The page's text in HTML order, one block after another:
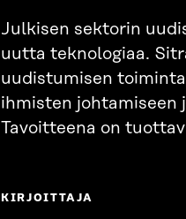
Julkisen sektorin
uutta teknologiaa.
uudistumisen
ihmisten johtamiseen
Tavoitteena on
KIRJOITTAJA